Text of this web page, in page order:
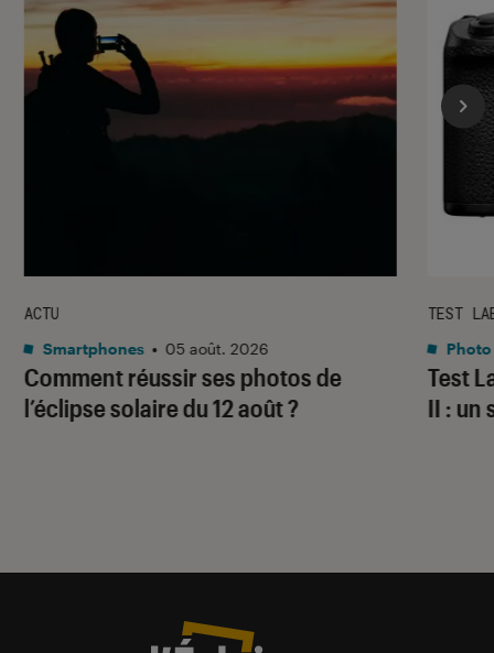
Comment réussir ses photos de
l’éclipse solaire du 12 août ?
ACTU
Smartphones • 05 août. 2026
Test
II : un
TEST
Photo